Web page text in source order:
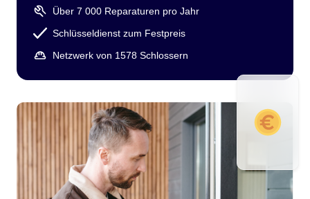
Über 7 000 Reparaturen pro Jahr
Schlüsseldienst zum Festpreis
Netzwerk von 1578 Schlossern